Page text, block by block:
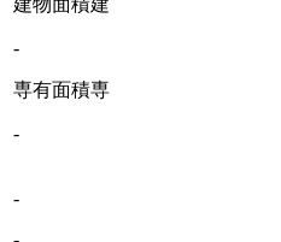
-
専有面積専
-
-